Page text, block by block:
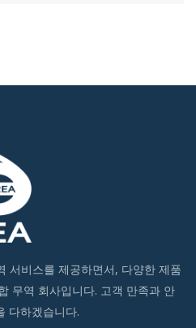
서비스를 제공하면서, 다양한 제품
무역 회사입니다. 고객 만족과 안
다하겠습니다.